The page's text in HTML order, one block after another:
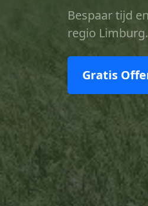
Bespaar tijd
regio Limburg.
Gratis